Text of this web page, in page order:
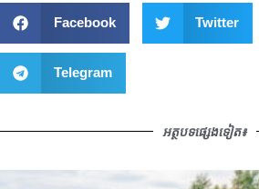
Facebook Twitter
Telegram
អត្ថបទផ្សេងទៀត៖